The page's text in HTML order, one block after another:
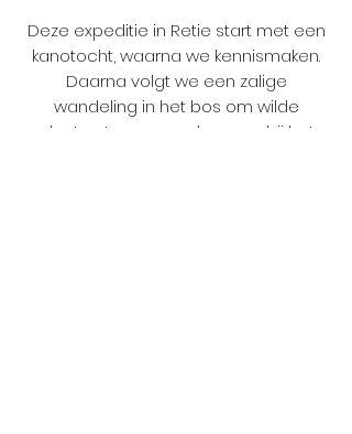
Deze expeditie in Retie start met een
kanotocht, waarna we kennismaken.
Daarna volgt we een zalige
wandeling in het bos om wilde
planten te verzamelen voor bij het